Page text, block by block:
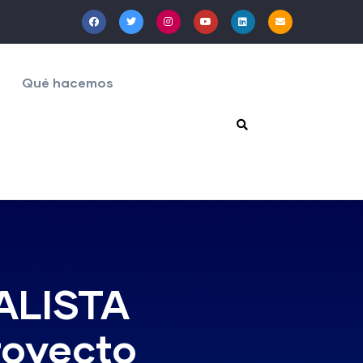
Qué hacemos